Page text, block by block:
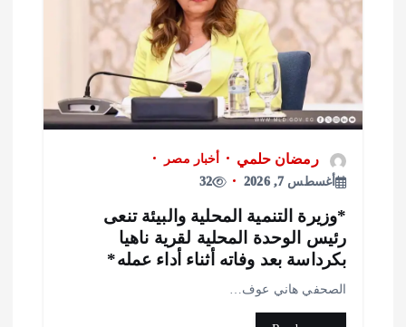
رمضان حلمي
أخبار مصر
أغسطس 7, 2026
32
التنمية المحلية والبيئة تنعى
الوحدة المحلية لقرية ناهيا
بعد وفاته أثناء أداء عمله*
هاني عوف…